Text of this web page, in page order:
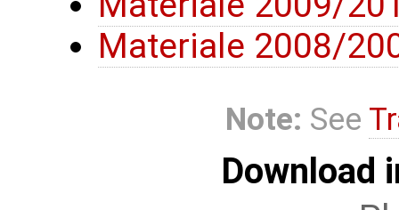
Materiale 2008/
Note: See
Download